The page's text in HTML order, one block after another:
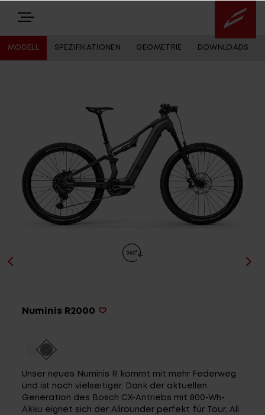
EQUIPMENT
Highlights
Partner
MODELL SPEZIFIKATIONEN GEOMETRIE DOWNLOADS
Numinis R2000
Unser neues Numinis R kommt mit mehr Federweg
und ist noch vielseitiger. Dank der aktuellen
Generation des Bosch CX-Antriebs mit 800-Wh-
Akku eignet sich der Allrounder perfekt für Tour, All